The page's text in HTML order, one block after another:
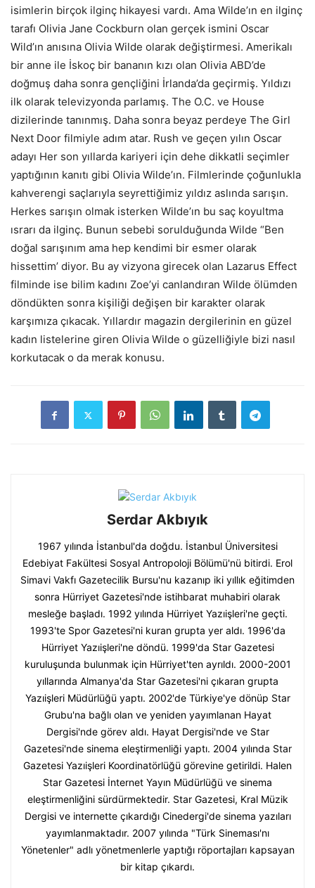
isimlerin birçok ilginç hikayesi vardı. Ama Wilde’ın en ilginç
tarafı Olivia Jane Cockburn olan gerçek ismini Oscar
Wild’ın anısına Olivia Wilde olarak değiştirmesi. Amerikalı
bir anne ile İskoç bir bananın kızı olan Olivia ABD’de
doğmuş daha sonra gençliğini İrlanda’da geçirmiş. Yıldızı
ilk olarak televizyonda parlamış. The O.C. ve House
dizilerinde tanınmış. Daha sonra beyaz perdeye The Girl
Next Door filmiyle adım atar. Rush ve geçen yılın Oscar
adayı Her son yıllarda kariyeri için dehe dikkatli seçimler
yaptığının kanıtı gibi Olivia Wilde’ın. Filmlerinde çoğunlukla
kahverengi saçlarıyla seyrettiğimiz yıldız aslında sarışın.
Herkes sarışın olmak isterken Wilde’ın bu saç koyultma
ısrarı da ilginç. Bunun sebebi sorulduğunda Wilde “Ben
doğal sarışınım ama hep kendimi bir esmer olarak
hissettim’ diyor. Bu ay vizyona girecek olan Lazarus Effect
filminde ise bilim kadını Zoe’yi canlandıran Wilde ölümden
döndükten sonra kişiliği değişen bir karakter olarak
karşımıza çıkacak. Yıllardır magazin dergilerinin en güzel
kadın listelerine giren Olivia Wilde o güzelliğiyle bizi nasıl
korkutacak o da merak konusu.
Serdar Akbıyık
1967 yılında İstanbul'da doğdu. İstanbul Üniversitesi
Edebiyat Fakültesi Sosyal Antropoloji Bölümü'nü bitirdi. Erol
Simavi Vakfı Gazetecilik Bursu'nu kazanıp iki yıllık eğitimden
sonra Hürriyet Gazetesi'nde istihbarat muhabiri olarak
mesleğe başladı. 1992 yılında Hürriyet Yazıişleri'ne geçti.
1993'te Spor Gazetesi'ni kuran grupta yer aldı. 1996'da
Hürriyet Yazıişleri'ne döndü. 1999'da Star Gazetesi
kuruluşunda bulunmak için Hürriyet'ten ayrıldı. 2000-2001
yıllarında Almanya'da Star Gazetesi'ni çıkaran grupta
Yazıişleri Müdürlüğü yaptı. 2002'de Türkiye'ye dönüp Star
Grubu'na bağlı olan ve yeniden yayımlanan Hayat
Dergisi'nde görev aldı. Hayat Dergisi'nde ve Star
Gazetesi'nde sinema eleştirmenliği yaptı. 2004 yılında Star
Gazetesi Yazıişleri Koordinatörlüğü görevine getirildi. Halen
Star Gazetesi İnternet Yayın Müdürlüğü ve sinema
eleştirmenliğini sürdürmektedir. Star Gazetesi, Kral Müzik
Dergisi ve internette çıkardığı Cinedergi'de sinema yazıları
yayımlanmaktadır. 2007 yılında "Türk Sineması'nı
Yönetenler" adlı yönetmenlerle yaptığı röportajları kapsayan
bir kitap çıkardı.